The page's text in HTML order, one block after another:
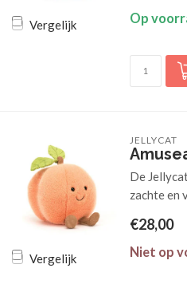
Vergelijk Op
Vergelijk
JELLYCAT
De
zachte en
€28,00
Niet op